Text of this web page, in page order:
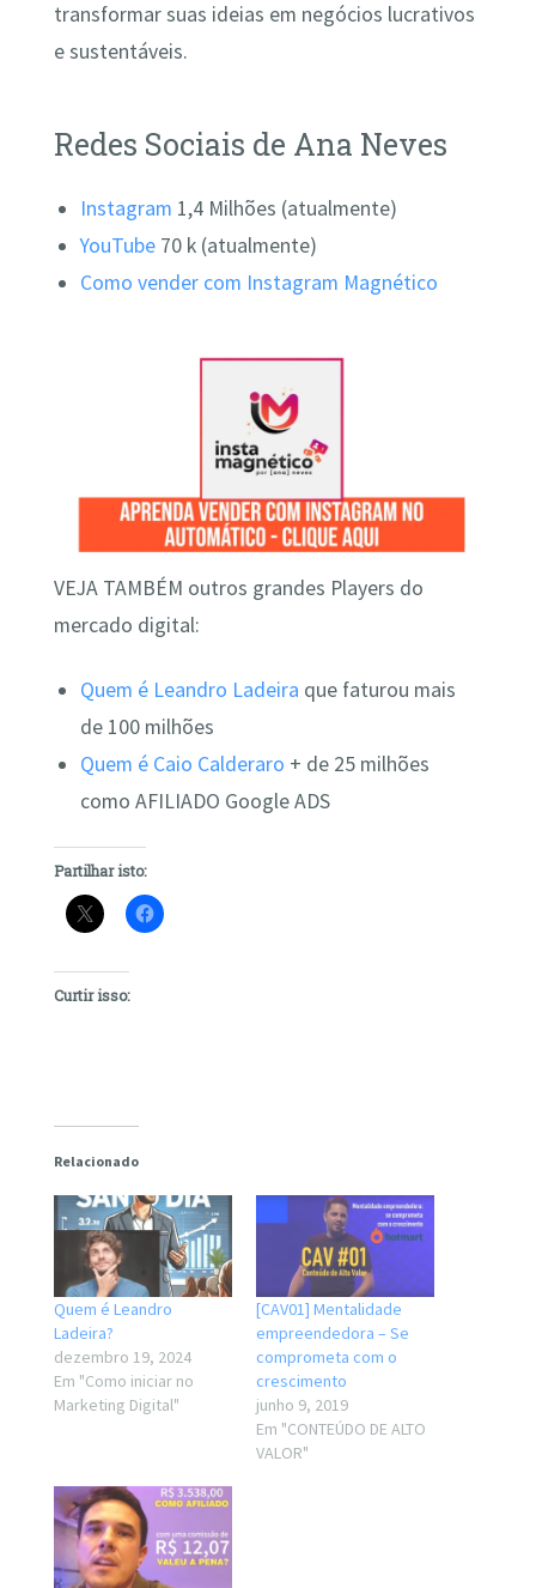
transformar suas ideias em negócios lucrativos
e sustentáveis.
Redes Sociais de Ana Neves
Instagram 1,4 Milhões (atualmente)
YouTube 70 k (atualmente)
Como vender com Instagram Magnético
VEJA TAMBÉM outros grandes Players do
mercado digital:
Quem é Leandro Ladeira que faturou mais
de 100 milhões
Quem é Caio Calderaro + de 25 milhões
como AFILIADO Google ADS
Partilhar isto:
Curtir isso:
Relacionado
Quem é Leandro
Ladeira?
dezembro 19, 2024
Em "Como iniciar no
Marketing Digital"
[CAV01] Mentalidade
empreendedora – Se
comprometa com o
crescimento
junho 9, 2019
Em "CONTEÚDO DE ALTO
VALOR"